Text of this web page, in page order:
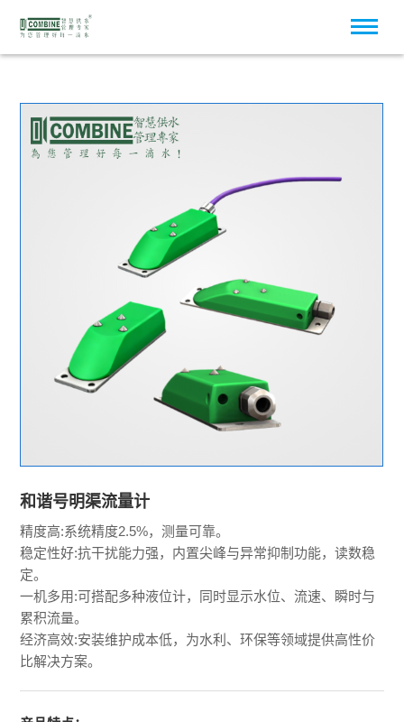
和谐号明渠流量计
精度高:系统精度2.5%，测量可靠。
稳定性好:抗干扰能力强，内置尖峰与异常抑制功能，读数稳
定。
一机多用:可搭配多种液位计，同时显示水位、流速、瞬时与
累积流量。
经济高效:安装维护成本低，为水利、环保等领域提供高性价
比解决方案。